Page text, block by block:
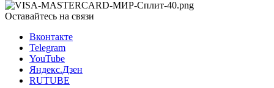
Оставайтесь на связи
Вконтакте
Telegram
YouTube
Яндекс.Дзен
RUTUBE